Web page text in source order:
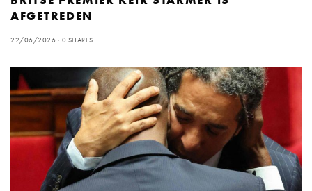
AFGETREDEN
22/06/2026 0 SHARES